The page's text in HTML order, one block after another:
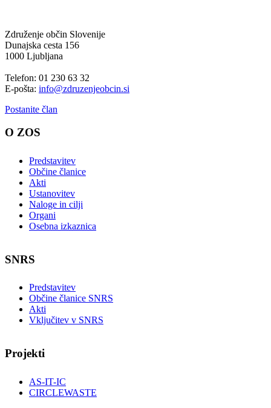
Združenje občin Slovenije
Dunajska cesta 156
1000 Ljubljana
Telefon: 01 230 63 32
E-pošta: info@zdruzenjeobcin.si
Postanite član
O ZOS
Predstavitev
Občine članice
Akti
Ustanovitev
Naloge in cilji
Organi
Osebna izkaznica
SNRS
Predstavitev
Občine članice SNRS
Akti
Vključitev v SNRS
Projekti
AS-IT-IC
CIRCLEWASTE